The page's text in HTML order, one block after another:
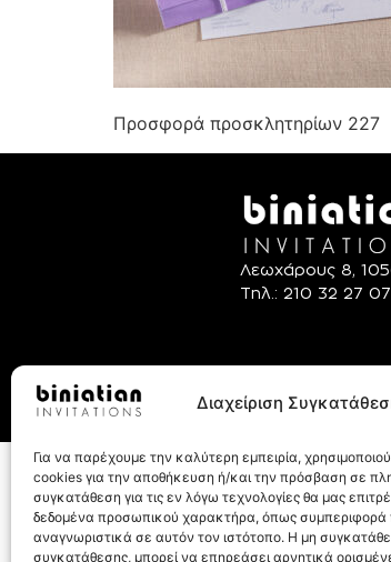
Διαχείριση
Για να παρέχουμε την καλύτερη εμπειρία,
cookies για την αποθήκευση ή/και την πρόσβαση σε
συγκατάθεση για τις εν λόγω τεχνολογίες θα μας
δεδομένα προσωπικού χαρακτήρα, όπως συμπεριφορά
αναγνωριστικά σε αυτόν τον ιστότοπο. Η μη
συγκατάθεσης, μπορεί να επηρεάσει αρνητικά
Προσφορά προσκλητηρίων 227
Λεωχάρους 8,
Τηλ.: 210 32 27
©